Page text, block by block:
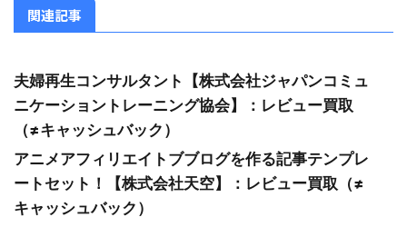
関連記事
夫婦再生コンサルタント【株式会社ジャパンコミュ
ニケーショントレーニング協会】：レビュー買取
（≠キャッシュバック）
アニメアフィリエイトブブログを作る記事テンプレ
ートセット！【株式会社天空】：レビュー買取（≠
キャッシュバック）